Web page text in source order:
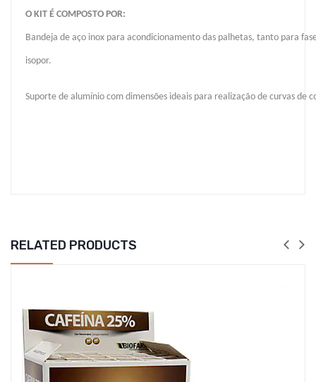
O KIT É COMPOSTO POR:
Bandeja de aço inox para acondicionamento das palhetas, tanto para
isopor.
Suporte de alumínio com dimensões ideais para realização de curvas
RELATED PRODUCTS